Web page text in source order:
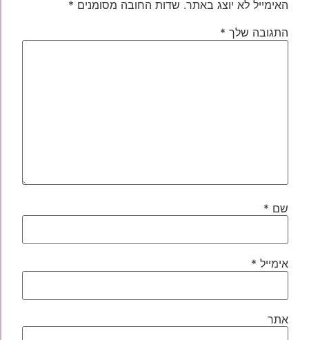
האימייל לא יוצג באתר. שדות החובה מסומנים *
התגובה שלך *
שם *
אימייל *
אתר